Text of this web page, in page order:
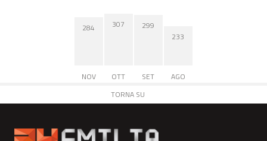
284
NOV
307
OTT
299
SET
233
AGO
TORNA SU